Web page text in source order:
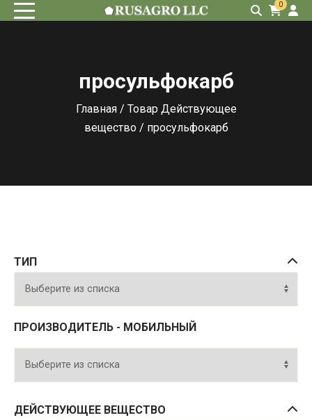
0
просульфокарб
Главная/ Товар Действующее
вещество / просульфокарб
ТИП
ПРОИЗВОДИТЕЛЬ - МОБИЛЬНЫЙ
ДЕЙСТВУЮЩЕЕ ВЕЩЕСТВО